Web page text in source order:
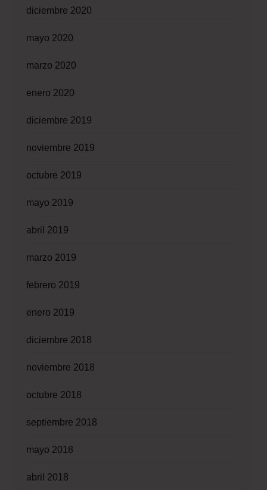
diciembre 2020
mayo 2020
marzo 2020
enero 2020
diciembre 2019
noviembre 2019
octubre 2019
mayo 2019
abril 2019
marzo 2019
febrero 2019
enero 2019
diciembre 2018
noviembre 2018
octubre 2018
septiembre 2018
mayo 2018
abril 2018